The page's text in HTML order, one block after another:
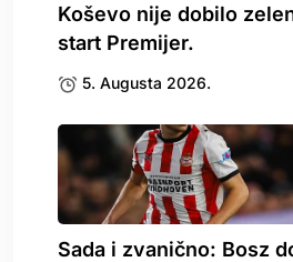
Koševo nije dobilo
start Premijer.
5. Augusta 2026.
Sada i zvanično: Bosz